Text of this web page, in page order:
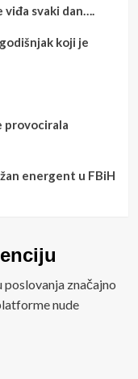
viđa svaki dan….
koji je
provocirala
energent u FBiH
poslovanja značajno
nude